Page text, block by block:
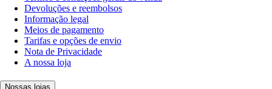
Devoluções e reembolsos
Informação legal
Meios de pagamento
Tarifas e opções de envio
Nota de Privacidade
A nossa loja
Nossas lojas